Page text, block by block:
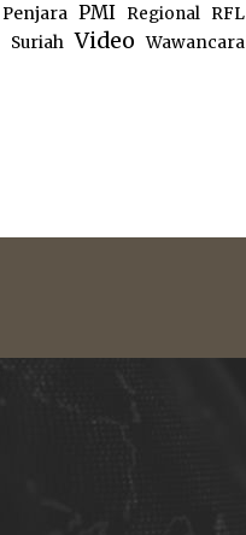
Penjara PMI Regional RFL
Suriah Video Wawancara